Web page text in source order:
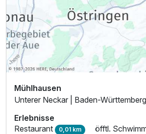
Mühlhausen
Unterer Neckar | Baden-Württemberg
Erlebnisse
Restaurant 0,01 km öfftl.